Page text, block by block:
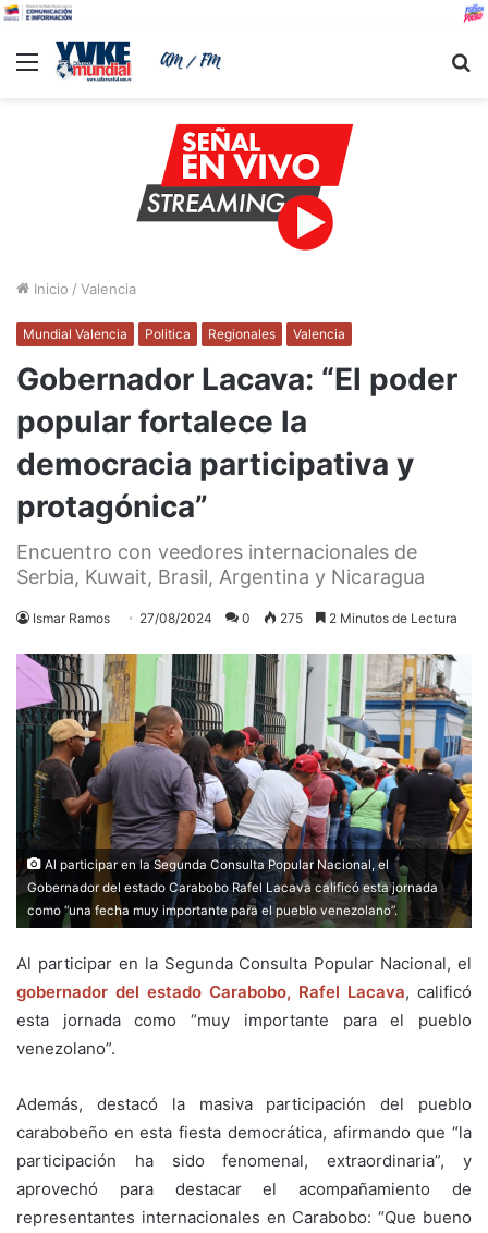
Menu
Inicio / Valencia
Mundial Valencia Politica Regionales Valencia
Gobernador Lacava: “El poder
popular fortalece la
democracia participativa y
protagónica”
Encuentro con veedores internacionales de
Serbia, Kuwait, Brasil, Argentina y Nicaragua
Ismar Ramos 27/08/2024 0 275 2 Minutos de Lectura
Al participar en la Segunda Consulta Popular Nacional, el
Gobernador del estado Carabobo Rafel Lacava calificó esta jornada
como “una fecha muy importante para el pueblo venezolano”.
Al participar en la Segunda Consulta Popular Nacional, el
gobernador del estado Carabobo, Rafel Lacava, calificó
esta jornada como “muy importante para el pueblo
venezolano”.
Además, destacó la masiva participación del pueblo
carabobeño en esta fiesta democrática, afirmando que “la
participación ha sido fenomenal, extraordinaria”, y
aprovechó para destacar el acompañamiento de
representantes internacionales en Carabobo: “Que bueno